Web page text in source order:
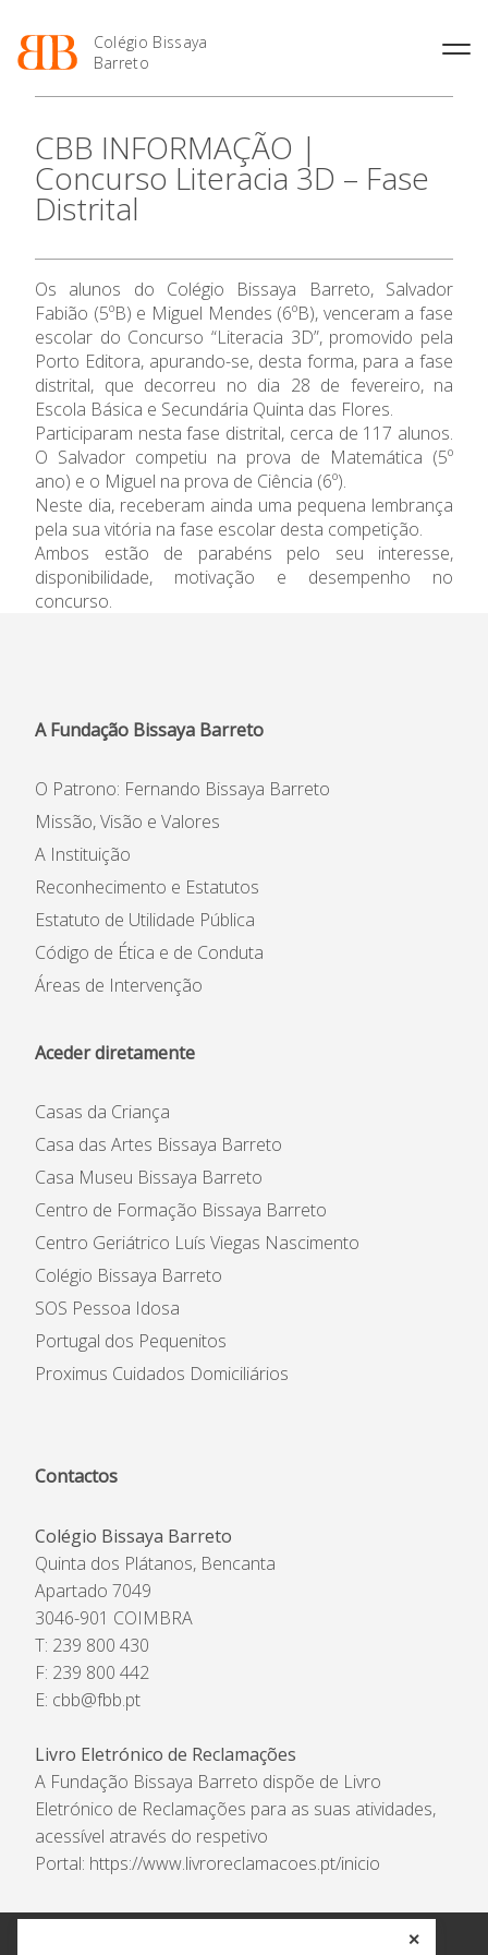
✕
Colégio Bissaya
Barreto
Projeto Educativo
Organização
Colaboradores Docentes
Instalações
Ofertas de emprego
Regulamentos
Jornal “O Coreto”
Privacidade
Oferta Formativa
Enriquecimento Curricular
Oferta Curricular
Atividades Extracurriculares
Atividades de Interrupção
Letiva
Academia de LínguasEnsino Profissional
Profissionais
Matrículas
Horários e Manuais
Termalismo
Curso de Técnico/a de Apoio
à Família e à Comunidade
Ofertas de Emprego
Ano Letivo
2027
Calendários
Portal do Professor
de Educação
SIGE
Secretariado de Exames
Admissão
Informações
APEE
CBB INFORMAÇÃO |
Concurso Literacia 3D – Fase
Distrital
Os alunos do Colégio Bissaya Barreto, Salvador
Fabião (5ºB) e Miguel Mendes (6ºB), venceram a fase
escolar do Concurso “Literacia 3D”, promovido pela
Porto Editora, apurando-se, desta forma, para a fase
distrital, que decorreu no dia 28 de fevereiro, na
Escola Básica e Secundária Quinta das Flores.
Participaram nesta fase distrital, cerca de 117 alunos.
O Salvador competiu na prova de Matemática (5º
ano) e o Miguel na prova de Ciência (6º).
Neste dia, receberam ainda uma pequena lembrança
pela sua vitória na fase escolar desta competição.
Ambos estão de parabéns pelo seu interesse,
disponibilidade, motivação e desempenho no
concurso.
A Fundação Bissaya Barreto
O Patrono: Fernando Bissaya Barreto
Missão, Visão e Valores
A Instituição
Reconhecimento e Estatutos
Estatuto de Utilidade Pública
Código de Ética e de Conduta
Áreas de Intervenção
Aceder diretamente
Casas da Criança
Casa das Artes Bissaya Barreto
Casa Museu Bissaya Barreto
Centro de Formação Bissaya Barreto
Centro Geriátrico Luís Viegas Nascimento
Colégio Bissaya Barreto
SOS Pessoa Idosa
Portugal dos Pequenitos
Proximus Cuidados Domiciliários
Contactos
Colégio Bissaya Barreto
Quinta dos Plátanos, Bencanta
Apartado 7049
3046-901 COIMBRA
T: 239 800 430
F: 239 800 442
E: cbb@fbb.pt
Livro Eletrónico de Reclamações
A Fundação Bissaya Barreto dispõe de Livro
Eletrónico de Reclamações para as suas atividades,
acessível através do respetivo
Portal: https://www.livroreclamacoes.pt/inicio